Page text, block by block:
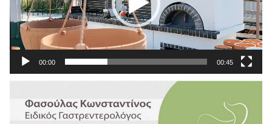
00:00 00:45